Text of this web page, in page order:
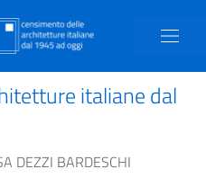
italiane dal
DEZZI BARDESCHI